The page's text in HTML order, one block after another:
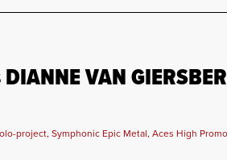
VAN
project, Symphonic Epic Metal, Aces High